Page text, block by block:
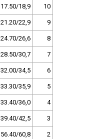
17.50/18,9 10
21.20/22,9 9
24.70/26,6 8
28.50/30,7 7
32.00/34,5 6
33.30/35,9 5
33.40/36,0 4
39.40/42,5 3
56.40/60,8 2